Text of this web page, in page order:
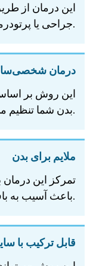
این درمان از
جراحی یا پرتودرمانی ندارد.
درمان
این روش بر
بدن شما تنظیم می‌شود.
ملایم برای بدن
تمرکز این
باعث آسیب به بافت‌ها نمی‌شود.
قابل ترکیب با